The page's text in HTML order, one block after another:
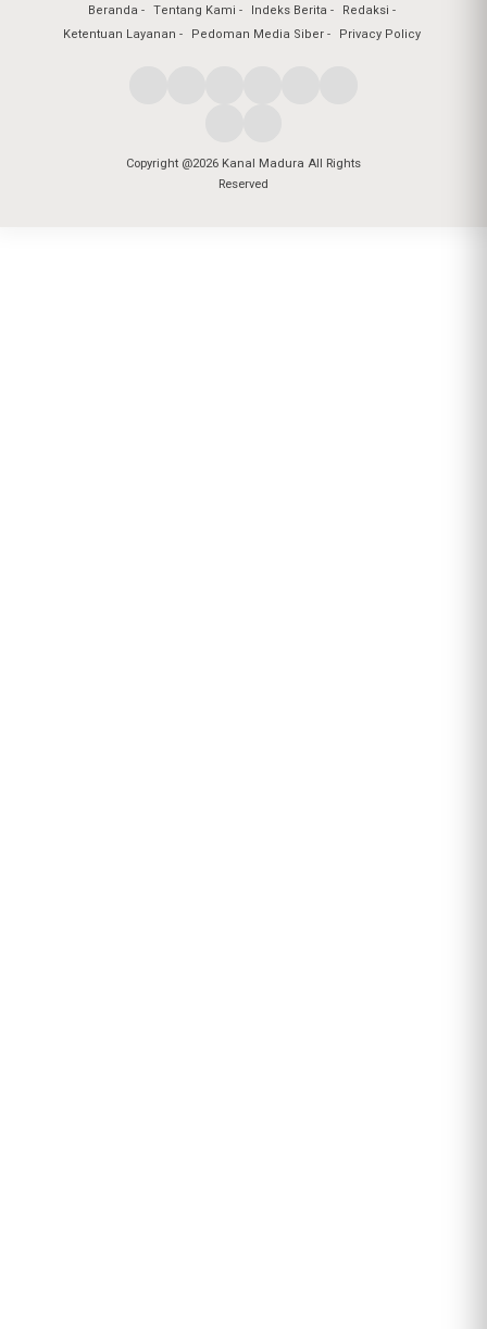
Beranda Tentang Kami Indeks Berita
Redaksi
Ketentuan Layanan
Pedoman Media Siber Privacy Policy
Copyright @2026 Kanal Madura All Rights
Reserved